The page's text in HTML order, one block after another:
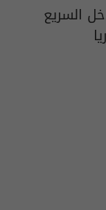
السريع